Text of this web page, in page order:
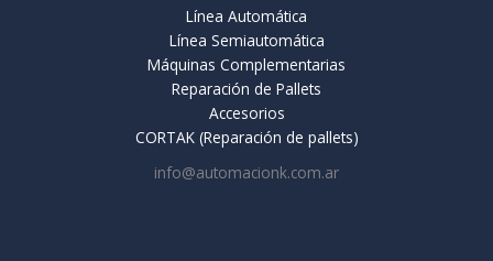
Línea Automática
Línea Semiautomática
Máquinas Complementarias
Reparación de Pallets
Accesorios
CORTAK (Reparación de pallets)
info@automacionk.com.ar